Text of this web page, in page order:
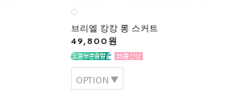
브리엘 캉캉 롱 스커트
49,800원
OPTION